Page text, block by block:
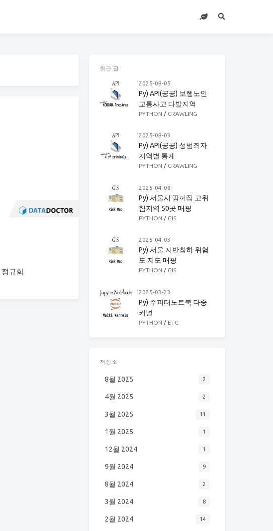
규화
최근 글
2025-08-05
Py) API(공공) 보행노인
교통사고 다발지역
PYTHON / CRAWLING
2025-08-03
Py) API(공공) 성범죄자
지역별 통계
PYTHON / CRAWLING
2025-04-08
Py) 서울시 땅꺼짐 고위
험지역 50곳 매핑
PYTHON / GIS
2025-04-03
Py) 서울 지반침하 위험
도 지도 매핑
PYTHON / GIS
2025-03-23
Py) 주피터노트북 다중
커널
PYTHON / ETC
저장소
8월 2025 2
4월 2025 2
3월 2025 11
1월 2025 1
12월 2024 1
9월 2024 9
8월 2024 2
3월 2024 8
2월 2024 14